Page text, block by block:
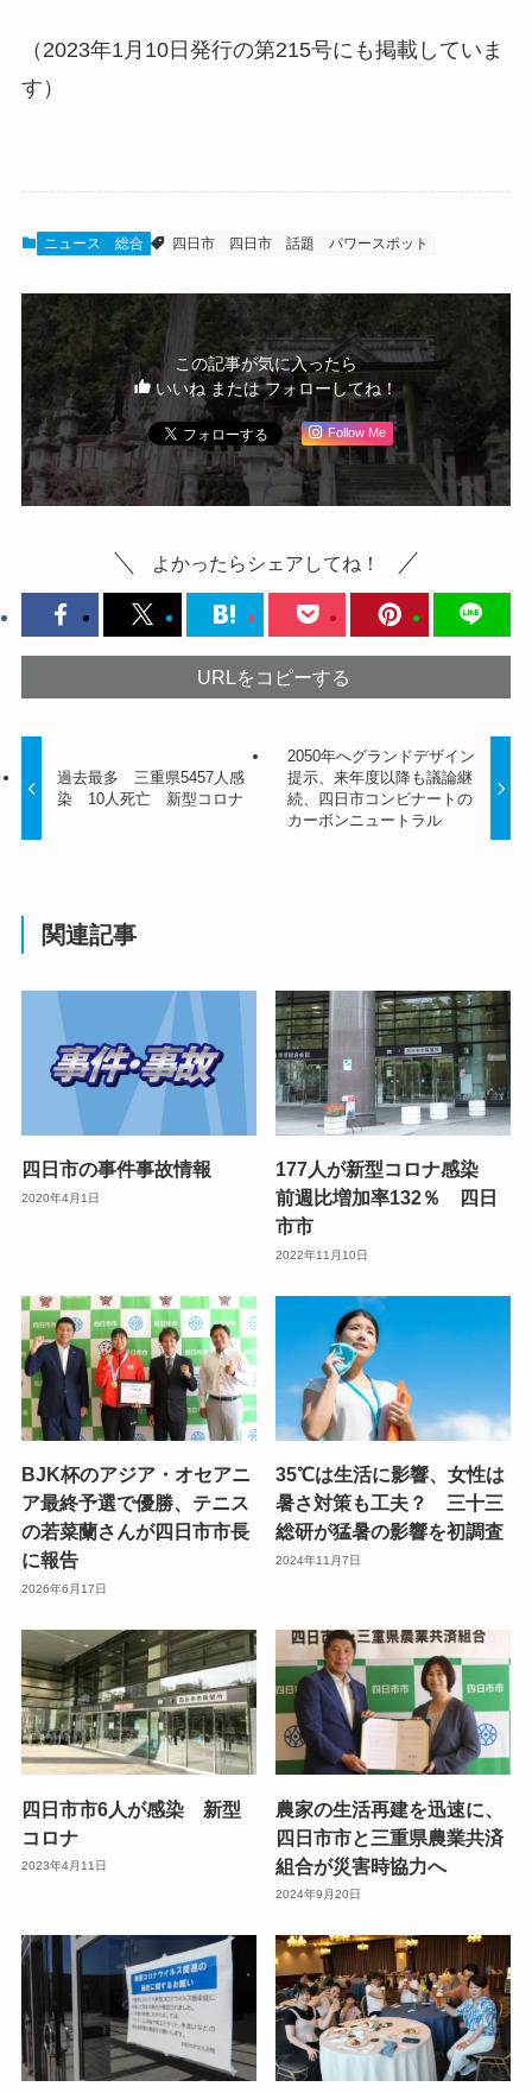
（2023年1月10日発行の第215号にも掲載していま
す）
ニュース 総合 四日市 四日市 話題 パワースポット
この記事が気に入ったら
いいね または フォローしてね！
Follow Me
よかったらシェアしてね！
URLをコピーする
過去最多 三重県5457人感
染 10人死亡 新型コロナ
2050年へグランドデザイン
提示、来年度以降も議論継
続、四日市コンビナートの
カーボンニュートラル
関連記事
四日市の事件事故情報
2020年4月1日
177人が新型コロナ感染
前週比増加率132％ 四日
市市
2022年11月10日
BJK杯のアジア・オセアニ
ア最終予選で優勝、テニス
の若菜蘭さんが四日市市長
に報告
2026年6月17日
35℃は生活に影響、女性は
暑さ対策も工夫？ 三十三
総研が猛暑の影響を初調査
2024年11月7日
四日市市6人が感染 新型
コロナ
2023年4月11日
農家の生活再建を迅速に、
四日市市と三重県農業共済
組合が災害時協力へ
2024年9月20日